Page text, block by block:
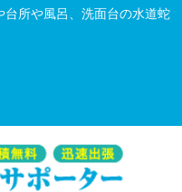
所や風呂、洗面台の水道蛇